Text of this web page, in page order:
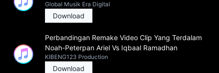
Global Musik Era Digital
Download
Perbandingan Remake Video Clip Yang Terdalam
Noah-Peterpan Ariel Vs Iqbaal Ramadhan
KIBENG123 Production
Download